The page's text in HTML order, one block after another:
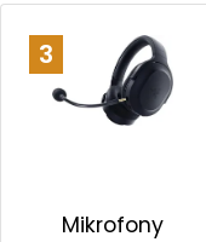
3
Mikrofony